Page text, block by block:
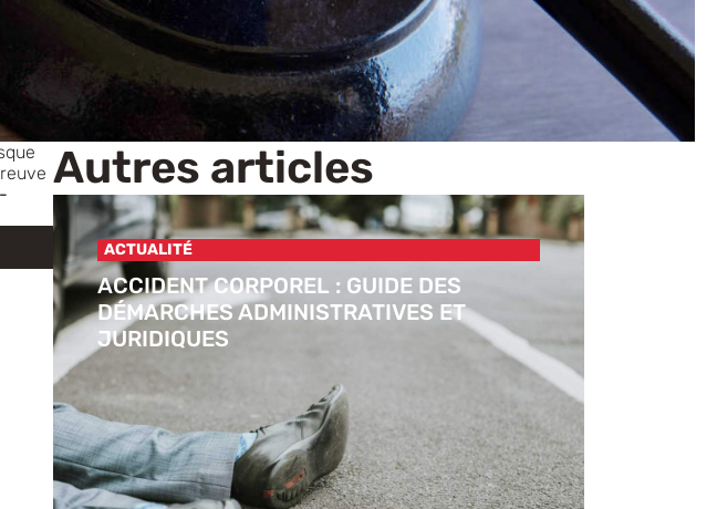
Autres articles
ACTUALITÉ
ACCIDENT CORPOREL : GUIDE DES
DÉMARCHES ADMINISTRATIVES ET
JURIDIQUES